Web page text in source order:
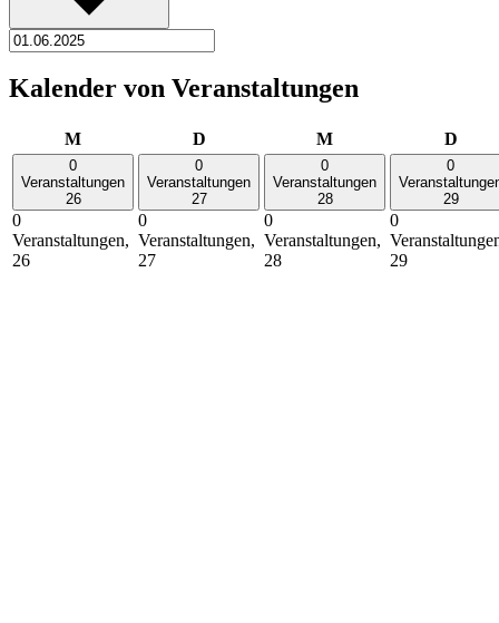
Kalender von Veranstaltungen
MMontag DDienstag MMittwoch D
0
Veranstaltungen
26
0
Veranstaltungen,
26
0
Veranstaltungen
27
0
Veranstaltungen,
27
0
Veranstaltungen
28
0
Veranstaltungen,
28
0
29
0
29